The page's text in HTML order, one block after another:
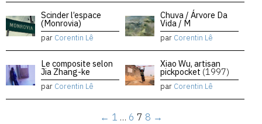
Scinder l’espace
(Monrovia)
par Corentin Lê
Chuva / Árvore Da
Vida / M
par Corentin Lê
Le composite selon
Jia Zhang-ke
par Corentin Lê
Xiao Wu, artisan
pickpocket (1997)
par Corentin Lê
← 1 … 6 7 8 →